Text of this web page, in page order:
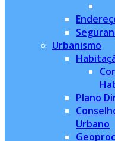
Urbanismo
Plano
Urbano